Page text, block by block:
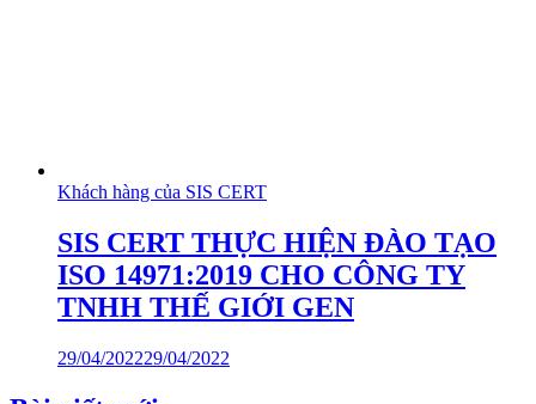
Khách hàng của SIS CERT
SIS CERT THỰC HIỆN ĐÀO TẠO
ISO 14971:2019 CHO CÔNG TY
TNHH THẾ GIỚI GEN
29/04/202229/04/2022